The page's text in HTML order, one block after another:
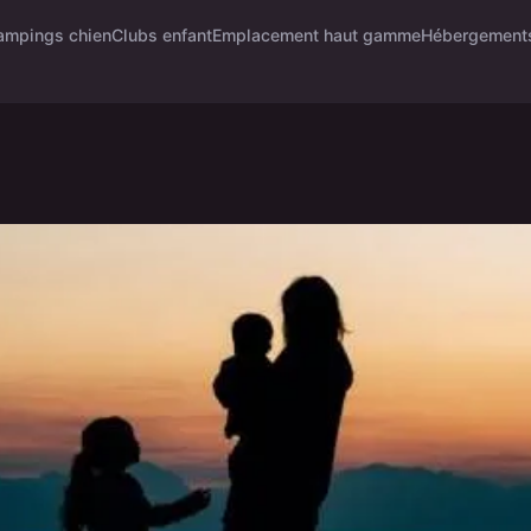
chienClubs enfantEmplacement haut gamme